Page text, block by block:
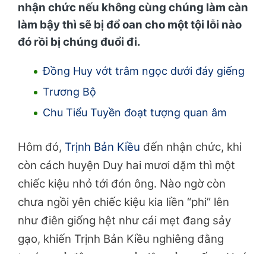
nhận chức nếu không cùng chúng làm càn
làm bậy thì sẽ bị đổ oan cho một tội lỗi nào
đó rồi bị chúng đuổi đi.
Đồng Huy vớt trâm ngọc dưới đáy giếng
Trương Bộ
Chu Tiểu Tuyền đoạt tượng quan âm
Hôm đó, Trịnh Bản Kiều đến nhận chức, khi
còn cách huyện Duy hai mươi dặm thì một
chiếc kiệu nhỏ tới đón ông. Nào ngờ còn
chưa ngồi yên chiếc kiệu kia liền “phi” lên
như điên giống hệt như cái mẹt đang sảy
gạo, khiến Trịnh Bản Kiều nghiêng đằng